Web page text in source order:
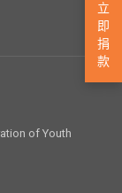
of Youth
立
即
捐
款